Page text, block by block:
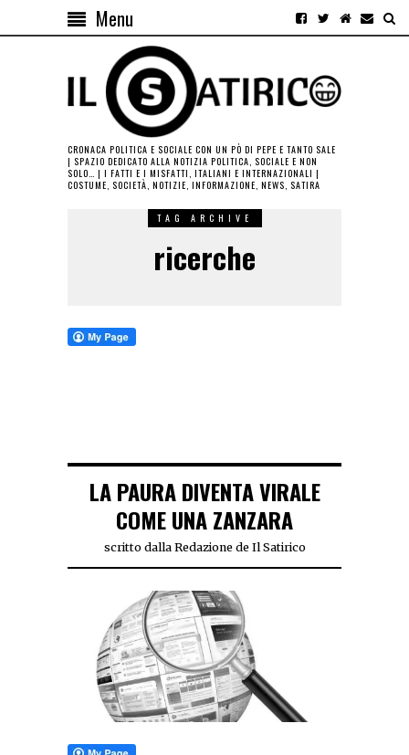
Menu
CRONACA POLITICA E SOCIALE CON UN PÒ DI PEPE E TANTO SALE
| SPAZIO DEDICATO ALLA NOTIZIA POLITICA, SOCIALE E NON
SOLO… | I FATTI E I MISFATTI, ITALIANI E INTERNAZIONALI |
COSTUME, SOCIETÀ, NOTIZIE, INFORMAZIONE, NEWS, SATIRA
TAG ARCHIVE
ricerche
LA PAURA DIVENTA VIRALE
COME UNA ZANZARA
scritto dalla Redazione de Il Satirico